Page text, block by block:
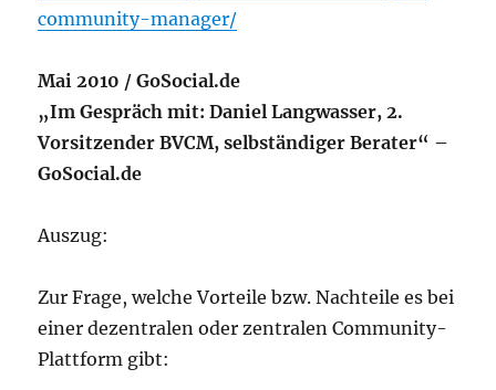
community-manager/
Mai 2010 / GoSocial.de
„Im Gespräch mit: Daniel Langwasser, 2.
Vorsitzender BVCM, selbständiger Berater“ –
GoSocial.de
Auszug:
Zur Frage, welche Vorteile bzw. Nachteile es bei
einer dezentralen oder zentralen Community-
Plattform gibt: